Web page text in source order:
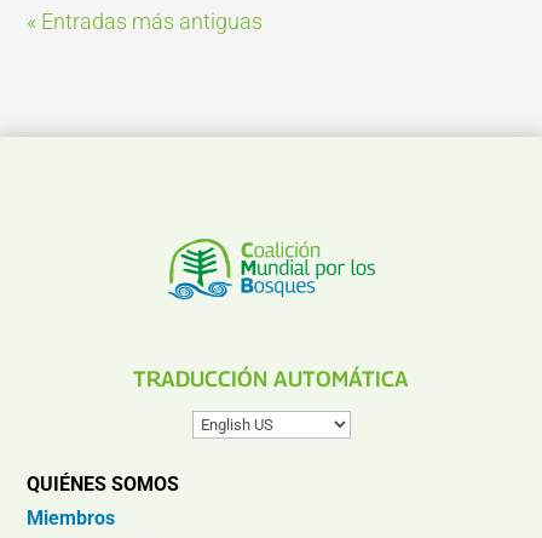
« Entradas más antiguas
TRADUCCIÓN AUTOMÁTICA
QUIÉNES SOMOS
Miembros